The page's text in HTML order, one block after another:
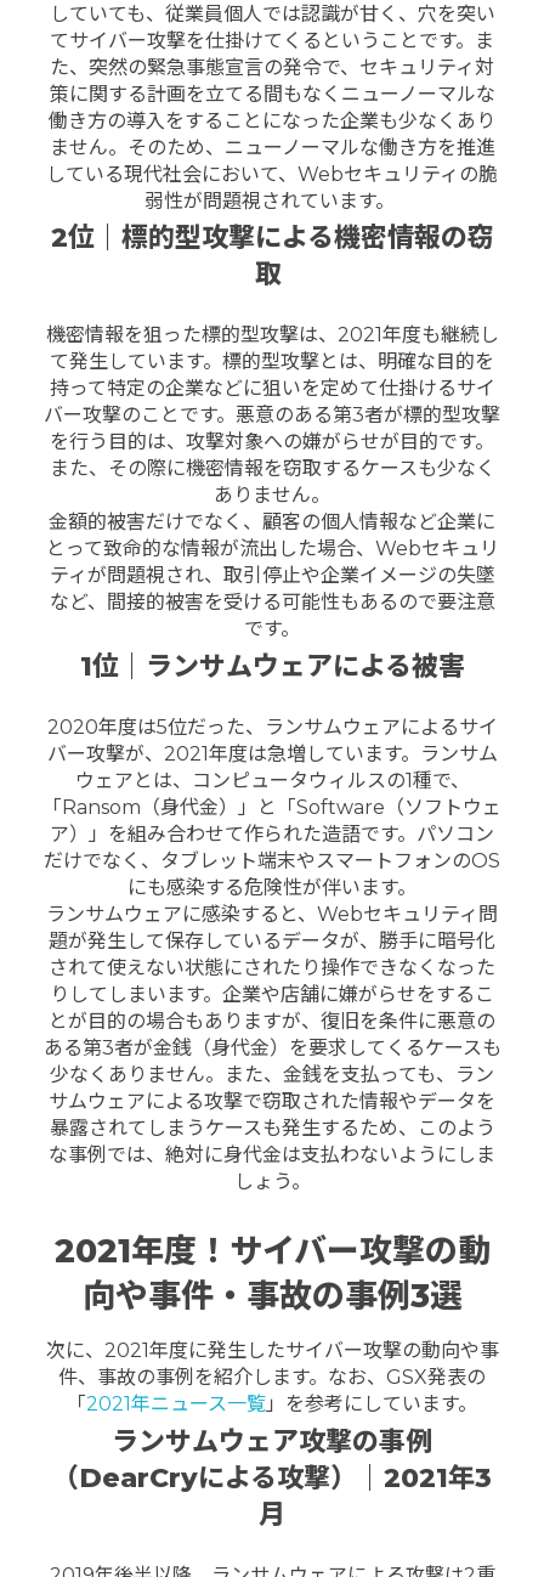
していても、従業員個人では認識が甘く、穴を突い
てサイバー攻撃を仕掛けてくるということです。
ま
た、突然の緊急事態宣言の発令で、セキュリティ対
策に関する計画を立てる間もなくニューノーマルな
働き方の導入をすることになった企業も少なくあり
ません。
そのため、ニューノーマルな働き方を推進
している現代社会において、Webセキュリティの脆
弱性が問題視されています。
2位｜標的型攻撃による機密情報の窃
取
機密情報を狙った標的型攻撃は、2021年度も継続し
て発生しています。 標的型攻撃とは、明確な目的を
持って特定の企業などに狙いを定めて仕掛けるサイ
バー攻撃のことです。悪意のある第3者が標的型攻撃
を行う目的は、攻撃対象への嫌がらせが目的です。
また、その際に機密情報を窃取するケースも少なく
ありません。
金額的被害だけでなく、顧客の個人情報など企業に
とって致命的な情報が流出した場合、 Webセキュリ
ティが問題視され、取引停止や企業イメージの失墜
など、間接的被害を受ける可能性もあるので要注意
です。
1位｜ランサムウェアによる被害
2020年度は5位だった、ランサムウェアによるサイ
バー攻撃が、2021年度は急増しています。
ランサム
ウェアとは、コンピュータウィルスの1種で、
「Ransom（身代金）」と「Software（ソフトウェ
ア）」を組み合わせて作られた造語です。パソコン
だけでなく、タブレット端末やスマートフォンのOS
にも感染する危険性が伴います。
ランサムウェアに感染すると、Webセキュリティ問
題が発生して保存しているデータが、勝手に暗号化
されて使えない状態にされたり操作できなくなった
りしてしまいます。 企業や店舗に嫌がらせをするこ
とが目的の場合もありますが、復旧を条件に悪意の
ある第3者が金銭（身代金）を要求してくるケースも
少なくありません。
また、金銭を支払っても、ラン
サムウェアによる攻撃で窃取された情報やデータを
暴露されてしまうケースも発生するため、このよう
な事例では、絶対に身代金は支払わないようにしま
しょう。
2021年度！サイバー攻撃の動
向や事件・事故の事例3選
次に、2021年度に発生したサイバー攻撃の動向や事
件、事故の事例を紹介します。 なお、GSX発表の
「 2021年ニュース一覧 」を参考にしています。
ランサムウェア攻撃の事例
（DearCryによる攻撃）｜2021年3
月